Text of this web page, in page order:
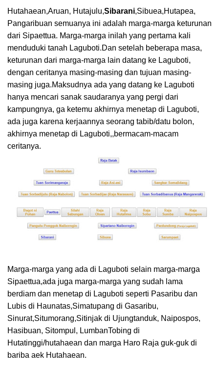
Hutahaean,Aruan, Hutajulu,Sibarani,Sibuea,Hutapea,
Pangaribuan semuanya ini adalah marga-marga keturunan
dari Sipaettua. Marga-marga inilah yang pertama kali
menduduki tanah Laguboti.Dan setelah beberapa masa,
keturunan dari marga-marga lain datang ke Laguboti,
dengan ceritanya masing-masing dan tujuan masing-
masing juga.Maksudnya ada yang datang ke Laguboti
hanya mencari sanak saudaranya yang pergi dari
kampungnya, ga ketemu akhirnya menetap di Laguboti,
ada juga karena kerjaannya seorang tabib/datu bolon,
akhirnya menetap di Laguboti,,bermacam-macam
ceritanya.
Marga-marga yang ada di Laguboti selain marga-marga
Sipaettua,ada juga marga-marga yang sudah lama
berdiam dan menetap di Laguboti seperti Pasaribu dan
Lubis di Haunatas,Simatupang di Gasaribu,
Sinurat,Situmorang,Sitinjak di Ujungtanduk, Naipospos,
Hasibuan, Sitompul, LumbanTobing di
Hutatinggi/hutahaean dan marga Haro Raja guk-guk di
bariba aek Hutahaean.